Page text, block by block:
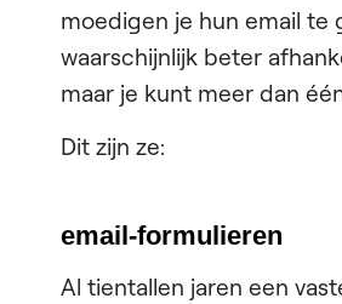
moedigen je hun email te
waarschijnlijk beter
maar je kunt meer dan
Dit zijn ze:
email-formulieren
Al tientallen jaren een